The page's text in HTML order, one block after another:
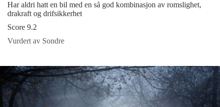
Har aldri hatt en bil med en så god kombinasjon av romslighet,
drakraft og drifsikkerhet
Score 9.2
Vurdert av Sondre